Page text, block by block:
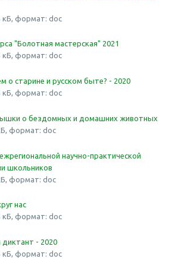
кБ, формат: doc
"Болотная мастерская" 2021
кБ, формат: doc
о старине и русском быте? - 2020
кБ, формат: doc
о бездомных и домашних животных
формат: doc
научно-практической
школьников
формат: doc
нас
кБ, формат: doc
- 2020
кБ, формат: doc